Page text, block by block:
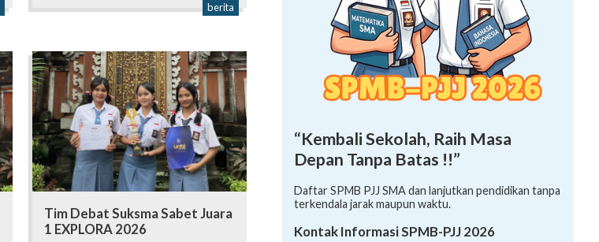
berita
Tim Debat Suksma Sabet Juara
1 EXPLORA 2026
“Kembali Sekolah, Raih Masa
Depan Tanpa Batas !!”
Daftar SPMB PJJ SMA dan lanjutkan pendidikan tanpa
terkendala jarak maupun waktu.
Kontak Informasi SPMB-PJJ 2026